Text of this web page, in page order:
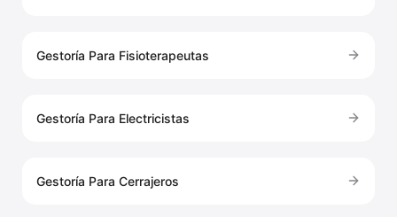
Gestoría Para Fisioterapeutas
Gestoría Para Electricistas
Gestoría Para Cerrajeros